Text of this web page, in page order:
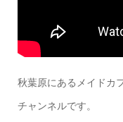
秋葉原にあるメイドカ
チャンネルです。